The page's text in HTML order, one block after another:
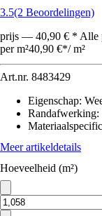
3.5(2 Beoordelingen)
prijs — 40,90 € * Alle
per m²40,90 €*/ m²
Art.nr. 8483429
Eigenschap:
Randafwerking:
Meer artikeldetails
Hoeveelheid (m²)